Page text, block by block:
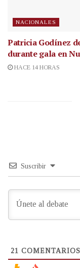
NACIONALES
Patricia Godínez
durante gala en
HACE 14 HORAS
Suscribir
21 COMENTARIOS